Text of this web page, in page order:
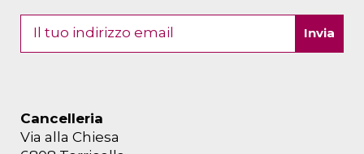
Cancelleria
Via alla Chiesa